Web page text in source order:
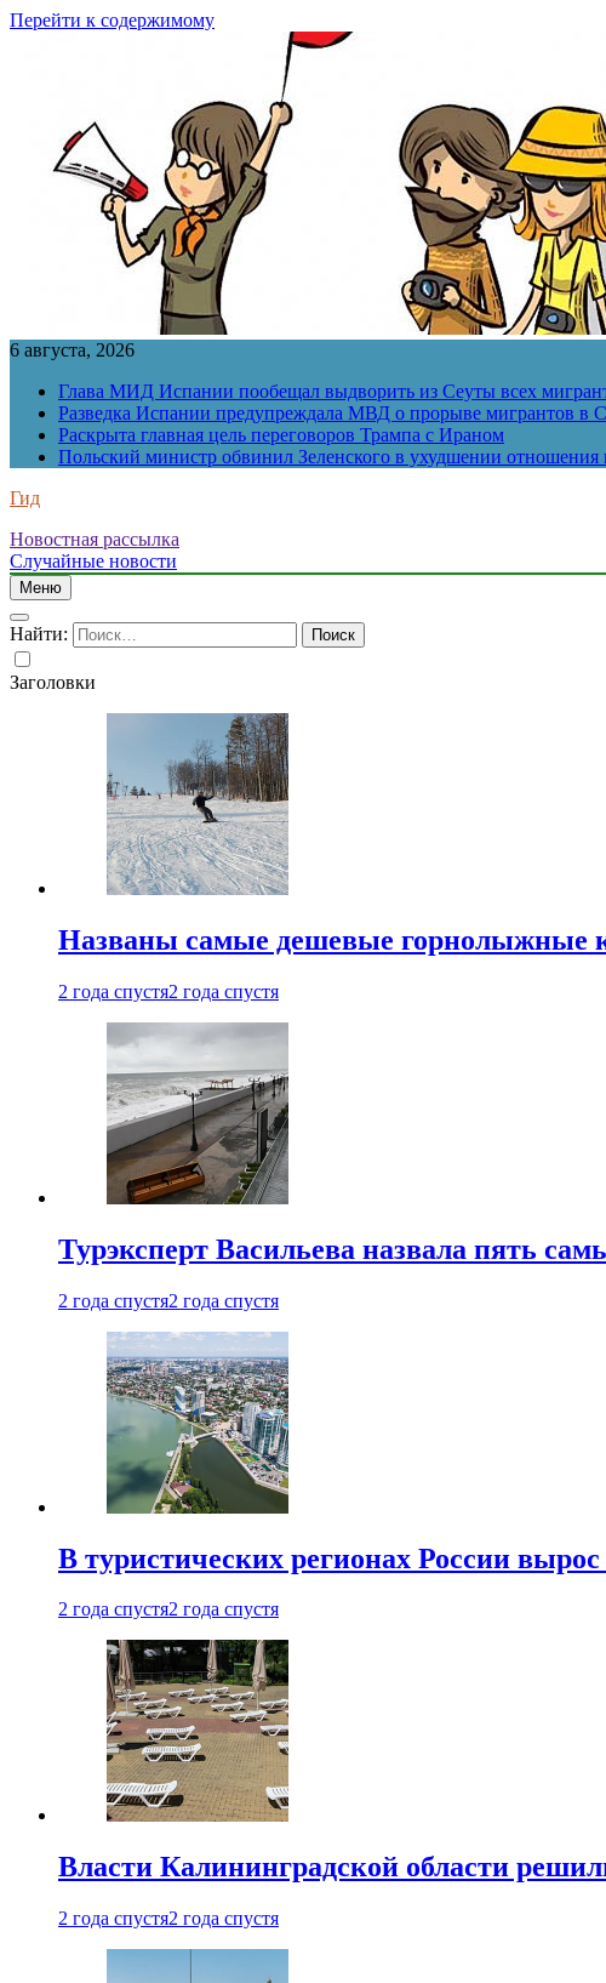
Перейти к содержимому
6 августа, 2026
Глава МИД Испании пообещал выдворить из Сеуты всех
Разведка Испании предупреждала МВД о прорыве мигрантов в
Раскрыта главная цель переговоров Трампа с Ираном
Польский министр обвинил Зеленского в ухудшении
Гид
Новостная рассылка
Случайные новости
Меню
Найти:
Заголовки
Названы самые дешевые горнолыжные
2 года спустя2 года спустя
Турэксперт Васильева назвала пять
2 года спустя2 года спустя
В туристических регионах России
2 года спустя2 года спустя
Власти Калининградской области
2 года спустя2 года спустя